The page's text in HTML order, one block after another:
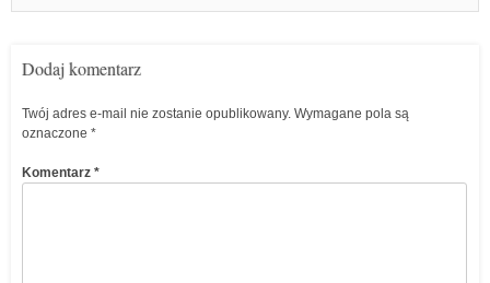
Dodaj komentarz
Twój adres e-mail nie zostanie opublikowany. Wymagane pola są
oznaczone *
Komentarz *